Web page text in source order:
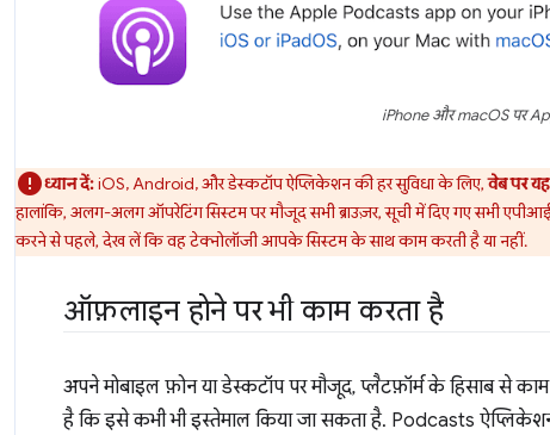
iPhone और macOS पर
ध्यान दें:iOS, Android, और डेस्कटॉप ऐप्लिकेशन की हर सुविधा के लिए,वेब पर
हालांकि, अलग-अलग ऑपरेटिंग सिस्टम पर मौजूद सभी ब्राउज़र, सूची में दिए गए सभी
करने से पहले, देख लें कि वह टेक्नोलॉजी आपके सिस्टम के साथ काम करती है या नहीं.
ऑफ़लाइन होने पर भी काम करता है
अपने मोबाइल फ़ोन या डेस्कटॉप पर मौजूद, प्लैटफ़ॉर्म के हिसाब से
है कि इसे कभी भी इस्तेमाल किया जा सकता है. Podcasts